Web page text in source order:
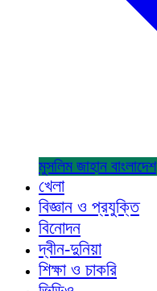
মুসলিম জাহান বাংলাদেশ
খেলা
বিজ্ঞান ও প্রযুক্তি
বিনোদন
দ্বীন-দুনিয়া
শিক্ষা ও চাকরি